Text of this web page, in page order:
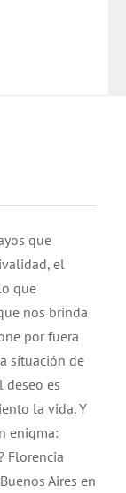
que
el
que
nos brinda
por fuera
situación de
deseo es
la vida. Y
enigma:
Florencia
Aires en